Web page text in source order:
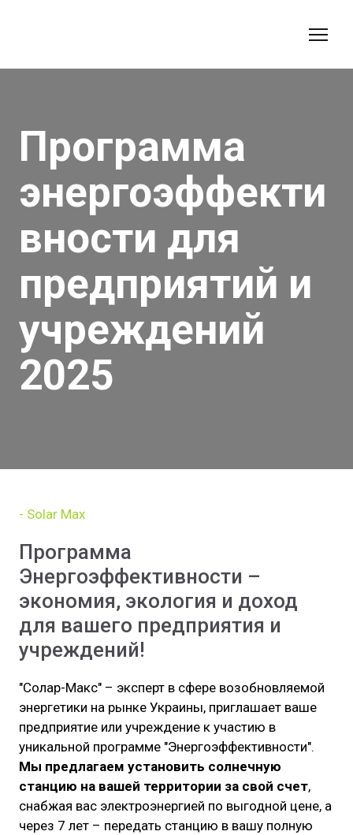
Программа
энергоэффекти
вности для
предприятий и
учреждений
2025
- Solar Max
Программа
Энергоэффективности –
экономия, экология и доход
для вашего предприятия и
учреждений!
"Солар-Макс" – эксперт в сфере возобновляемой
энергетики на рынке Украины, приглашает ваше
предприятие или учреждение к участию в
уникальной программе "Энергоэффективности".
Мы предлагаем установить солнечную
станцию ​​на вашей территории за свой счет,
снабжая вас электроэнергией по выгодной цене, а
через 7 лет – передать станцию ​​в вашу полную